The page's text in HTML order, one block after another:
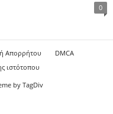
0
Απορρήτου
DMCA
ιστότοπου
by TagDiv